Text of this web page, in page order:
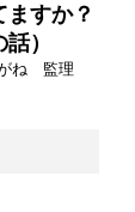
すか？
）
がね 監理